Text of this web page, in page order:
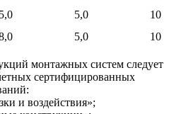
5,0 5,0
10
5,0 10
монтажных систем следует
сертифицированных
и воздействия»;